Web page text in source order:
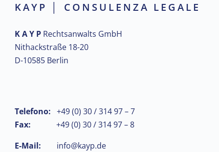
KAYP │ CONSULENZA LEGALE
K A Y P Rechtsanwalts GmbH
Nithackstraße 18-20
D-10585 Berlin
Telefono: +49 (0) 30 / 314 97 – 7
Fax: +49 (0) 30 / 314 97 – 8
E-Mail:
info@kayp.de